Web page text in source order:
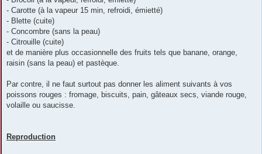
- Carotte (à la vapeur 15 min, refroidi, émietté)
- Blette (cuite)
- Concombre (sans la peau)
- Citrouille (cuite)
et de manière plus occasionnelle des fruits tels que banane, orange,
raisin (sans la peau) et pastèque.
Par contre, il ne faut surtout pas donner les aliment suivants à vos
poissons rouges : fromage, biscuits, pain, gâteaux secs, viande rouge,
volaille ou saucisse.
Reproduction